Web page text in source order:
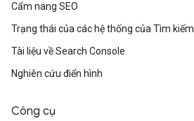
Cẩm nang SEO
Trạng thái của các hệ thống của Tìm kiếm
Tài liệu về Search Console
Nghiên cứu điển hình
Công cụ